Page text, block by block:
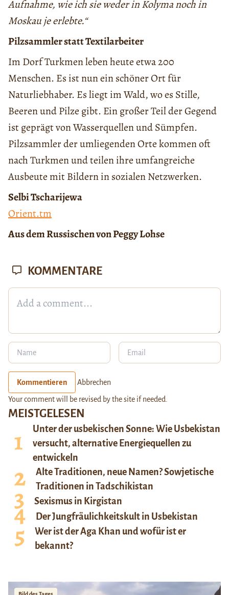
Aufnahme, wie ich sie weder in Kolyma noch in
Moskau je erlebte.“
Pilzsammler statt Textilarbeiter
Im Dorf Turkmen leben heute etwa 200
Menschen. Es ist nun ein schöner Ort für
Naturliebhaber. Es liegt im Wald, wo es Stille,
Beeren und Pilze gibt. Ein großer Teil der Gegend
ist geprägt von Wasserquellen und Sümpfen.
Pilzsammler der umliegenden Orte kommen oft
nach Turkmen und teilen ihre umfangreiche
Ausbeute mit Bildern in sozialen Netzwerken.
Selbi Tscharijewa
Orient.tm
Aus dem Russischen von Peggy Lohse
MEISTGELESEN
Unter der usbekischen Sonne: Wie Usbekistan
versucht, alternative Energiequellen zu
entwickeln
Alte Traditionen, neue Namen? Sowjetische
Traditionen in Tadschikistan
Sexismus in Kirgistan
Der Jungfräulichkeitskult in Usbekistan
Wer ist der Aga Khan und wofür ist er
bekannt?
KOMMENTARE
Kommentieren Abbrechen
Your comment will be revised by the site if needed.